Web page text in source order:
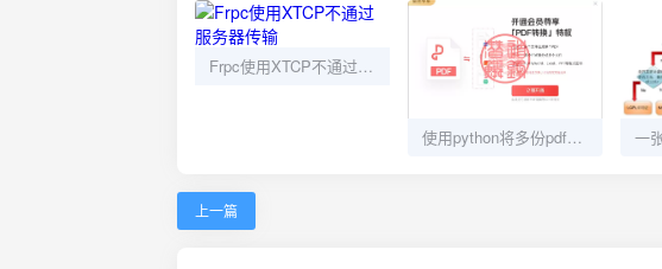
Frpc使用XTCP不通过服务器传输
使用python将多份pdf文件合并
上一篇